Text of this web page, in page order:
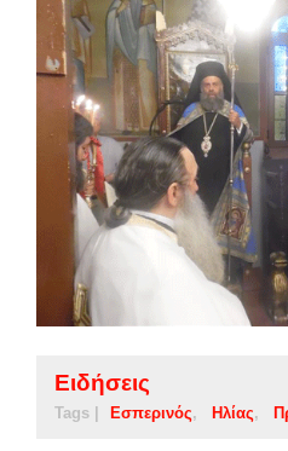
Ειδήσεις
Tags | Εσπερινός Ηλίας